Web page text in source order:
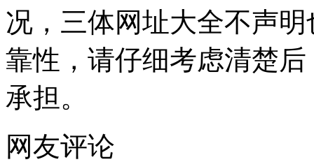
况，三体网址大全不声
靠性，请仔细考虑清楚
承担。
网友评论